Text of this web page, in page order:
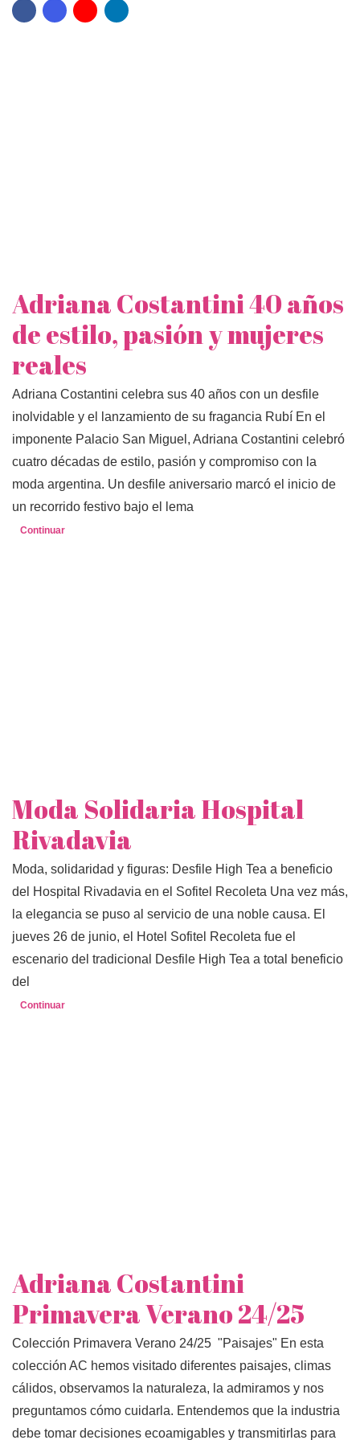
Adriana Costantini 40 años
de estilo, pasión y mujeres
reales
Adriana Costantini celebra sus 40 años con un desfile
inolvidable y el lanzamiento de su fragancia Rubí En el
imponente Palacio San Miguel, Adriana Costantini celebró
cuatro décadas de estilo, pasión y compromiso con la
moda argentina. Un desfile aniversario marcó el inicio de
un recorrido festivo bajo el lema
Continuar
Moda Solidaria Hospital
Rivadavia
Moda, solidaridad y figuras: Desfile High Tea a beneficio
del Hospital Rivadavia en el Sofitel Recoleta Una vez más,
la elegancia se puso al servicio de una noble causa. El
jueves 26 de junio, el Hotel Sofitel Recoleta fue el
escenario del tradicional Desfile High Tea a total beneficio
del
Continuar
Adriana Costantini
Primavera Verano 24/25
Colección Primavera Verano 24/25 "Paisajes" En esta
colección AC hemos visitado diferentes paisajes, climas
cálidos, observamos la naturaleza, la admiramos y nos
preguntamos cómo cuidarla. Entendemos que la industria
debe tomar decisiones ecoamigables y transmitirlas para